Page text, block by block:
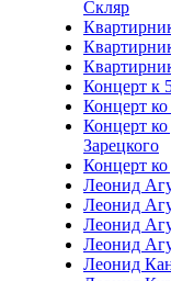
Скляр
Концерт к
Концерт
Концерт
Зарецкого
Концерт
Леонид
Леонид
Леонид
Леонид
Леонид